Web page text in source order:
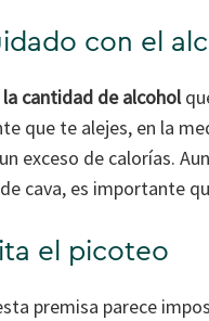
con el
cantidad de alcohol
que te alejes, en la
exceso de calorías.
cava, es importante
el picoteo
premisa parece